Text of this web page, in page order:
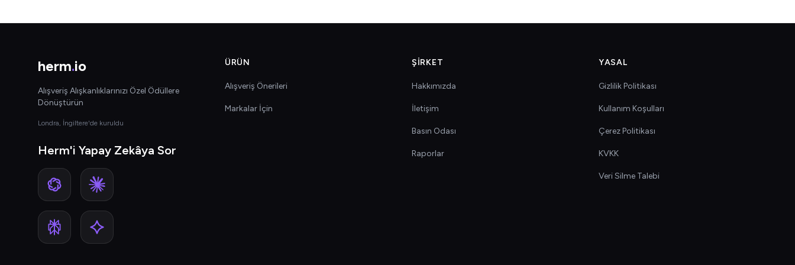
herm.io
Alışveriş Alışkanlıklarınızı Özel Ödüllere
Dönüştürün
Londra, İngiltere'de kuruldu
Herm'i Yapay Zekâya Sor
ÜRÜN
Alışveriş Önerileri
Markalar İçin
ŞIRKET
Hakkımızda
İletişim
Basın Odası
Raporlar
YASAL
Gizlilik Politikası
Kullanım Koşulları
Çerez Politikası
KVKK
Veri Silme Talebi